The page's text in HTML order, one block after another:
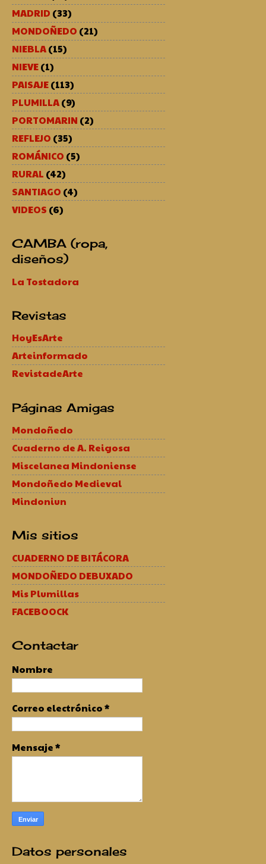
MADRID (33)
MONDOÑEDO (21)
NIEBLA(15)
NIEVE(1)
PAISAJE(113)
PLUMILLA(9)
PORTOMARIN (2)
REFLEJO (35)
ROMÁNICO (5)
RURAL (42)
SANTIAGO (4)
VIDEOS (6)
CAMBA (ropa,
diseños)
La Tostadora
Revistas
HoyEsArte
Arteinformado
RevistadeArte
Páginas Amigas
Mondoñedo
Cuaderno de A. Reigosa
Miscelanea Mindoniense
Mondoñedo Medieval
Mindoniun
Mis sitios
CUADERNO DE BITÁCORA
MONDOÑEDO DEBUXADO
Mis Plumillas
FACEBOOCK
Contactar
Nombre
Correo electrónico*
Mensaje*
Datos personales